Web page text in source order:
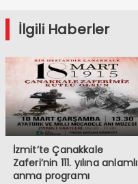
İlgili Haberler
İzmit’te Çanakkale
Zaferi’nin 111. yılına anlamlı
anma programı